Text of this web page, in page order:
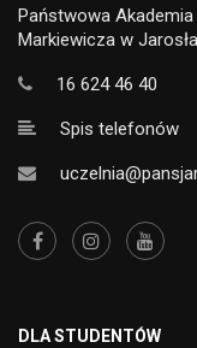
Państwowa
Markiewicza w
16 624 46 40
Spis telefonów
DLA STUDENTÓW